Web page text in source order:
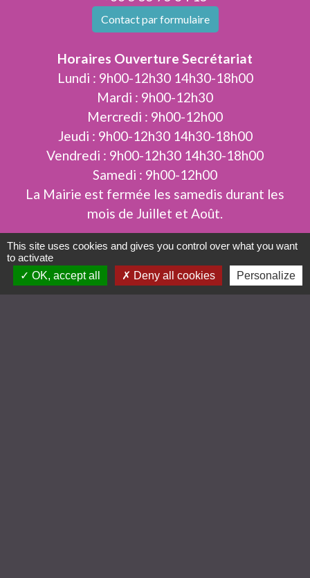
Contact par formulaire
Horaires Ouverture Secrétariat
Lundi : 9h00-12h30 14h30-18h00
Mardi : 9h00-12h30
Mercredi : 9h00-12h00
Jeudi : 9h00-12h30 14h30-18h00
Vendredi : 9h00-12h30 14h30-18h00
Samedi : 9h00-12h00
La Mairie est fermée les samedis durant les
mois de Juillet et Août.
This site uses cookies and gives you control over what you want
to activate
OK, accept all
Deny all cookies Personalize